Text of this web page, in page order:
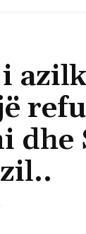
dhe